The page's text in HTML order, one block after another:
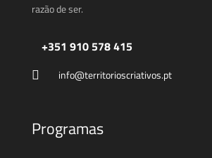
razão de ser.
+351 910 578 415
info@territorioscriativos.pt
Programas